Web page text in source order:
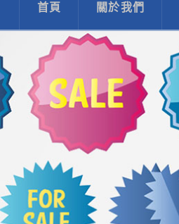
首頁 關於我們